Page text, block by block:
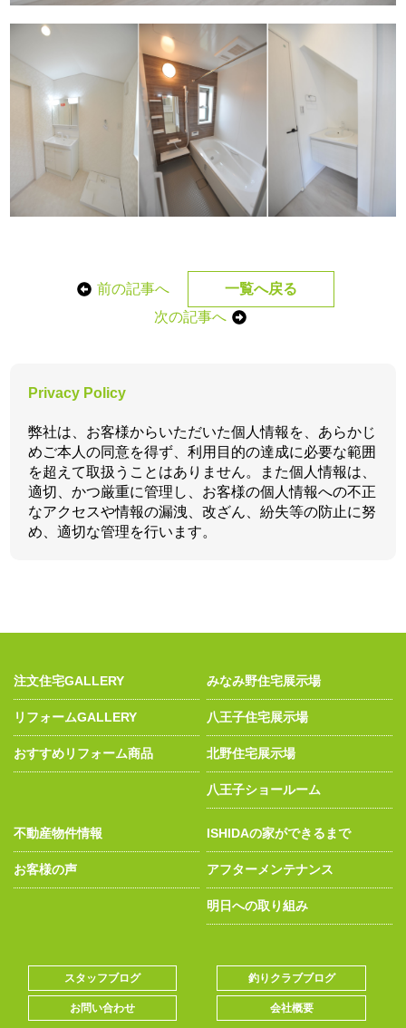
前の記事へ
一覧へ戻る
次の記事へ
Privacy Policy
弊社は、お客様からいただいた個人情報を、あらかじ
めご本人の同意を得ず、利用目的の達成に必要な範囲
を超えて取扱うことはありません。また個人情報は、
適切、かつ厳重に管理し、お客様の個人情報への不正
なアクセスや情報の漏洩、改ざん、紛失等の防止に努
め、適切な管理を行います。
注文住宅GALLERY
リフォームGALLERY
おすすめリフォーム商品
みなみ野住宅展示場
八王子住宅展示場
北野住宅展示場
八王子ショールーム
不動産物件情報
お客様の声
ISHIDAの家ができるまで
アフターメンテナンス
明日への取り組み
スタッフブログ 釣りクラブブログ
お問い合わせ 会社概要